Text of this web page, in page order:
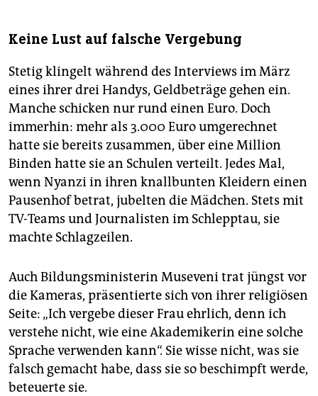
Keine Lust auf falsche Vergebung
Stetig klingelt während des Interviews im März
eines ihrer drei Handys, Geldbeträge gehen ein.
Manche schicken nur rund einen Euro. Doch
immerhin: mehr als 3.000 Euro umgerechnet
hatte sie bereits zusammen, über eine Million
Binden hatte sie an Schulen verteilt. Jedes Mal,
wenn Nyanzi in ihren knallbunten Kleidern einen
Pausenhof betrat, jubelten die Mädchen. Stets mit
TV-Teams und Journalisten im Schlepptau, sie
machte Schlagzeilen.
Auch Bildungsministerin Museveni trat jüngst vor
die Kameras, präsentierte sich von ihrer religiösen
Seite: „Ich vergebe dieser Frau ehrlich, denn ich
verstehe nicht, wie eine Akademikerin eine solche
Sprache verwenden kann“. Sie wisse nicht, was sie
falsch gemacht habe, dass sie so beschimpft werde,
beteuerte sie.